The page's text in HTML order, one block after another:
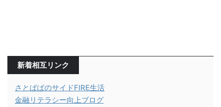
新着相互リンク
さとぱぱのサイドFIRE生活
金融リテラシー向上ブログ